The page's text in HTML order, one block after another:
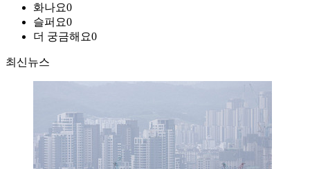
화나요0
슬퍼요0
더 궁금해요0
최신뉴스